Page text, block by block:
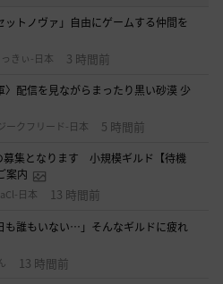
ットノヴァ」自由にゲームする仲間を
きぃ-日本 3 時間前
〉配信を見ながらまったり黒い砂漠 少
ークフリード-日本 5 時間前
集となります 小規模ギルド【待機
案内
日本 13 時間前
も誰もいない…」そんなギルドに疲れ
13 時間前